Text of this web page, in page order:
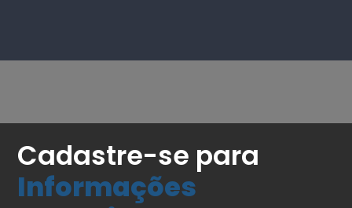
Cadastre-se para
Informações